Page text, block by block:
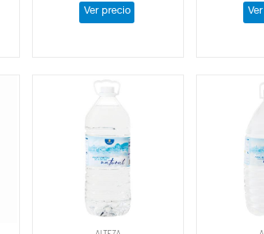
Ver precio